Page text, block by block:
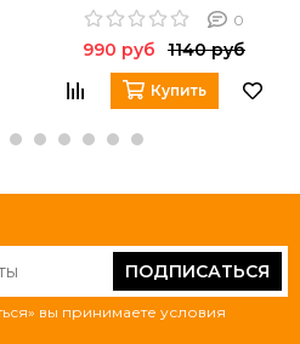
PWPC1
0
990 руб 1140 руб
Купить
ПОДПИСАТЬСЯ
вы принимаете условия